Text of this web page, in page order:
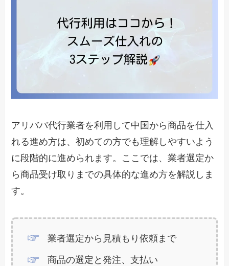
アリババ代行業者を利用して中国から商品を仕入
れる進め方は、初めての方でも理解しやすいよう
に段階的に進められます。ここでは、業者選定か
ら商品受け取りまでの具体的な進め方を解説しま
す。
業者選定から見積もり依頼まで
商品の選定と発注、支払い